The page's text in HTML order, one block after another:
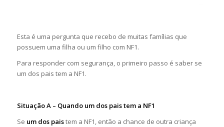
Esta é uma pergunta que recebo de muitas famílias que
possuem uma filha ou um filho com NF1.
Para responder com segurança, o primeiro passo é saber se
um dos pais tem a NF1.
Situação A – Quando um dos pais tem a NF1
Se um dos paistem a NF1, então a chance de outra criança